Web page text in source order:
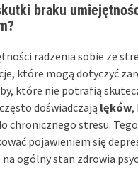
braku
radzenia sobie ze
które mogą dotyczyć
które nie potrafią
doświadczają lęków,
chronicznego stresu.
pojawieniem się
ogólny stan zdrowia